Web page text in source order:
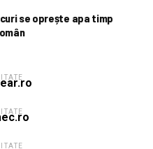
se oprește apa timp